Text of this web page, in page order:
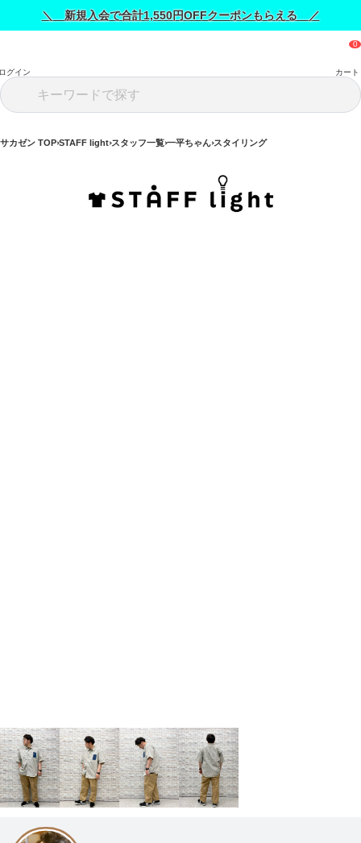
＼ 新規入会で合計1,550円OFFクーポンもらえる ／
グイン カート
サカゼン TOP STAFF light スタッフ一覧 一平ちゃん スタイリング